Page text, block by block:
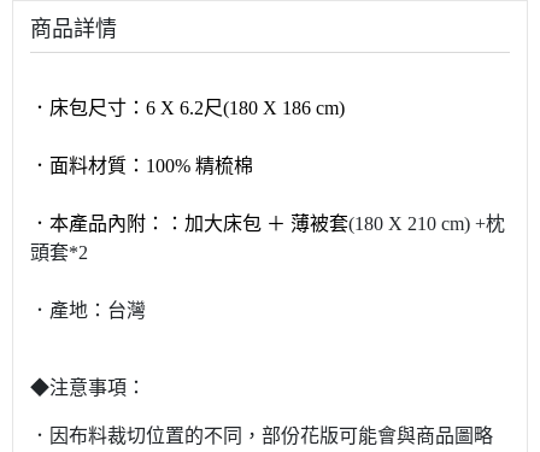
商品詳情
．床包尺寸： 6 X 6.2尺(180 X 186 cm)
．面料材質： 100% 精梳棉
．本產品內附： ：加大床包 ＋ 薄被套(180 X 210 cm) +枕
頭套*2
．產地：台灣
◆注意事項：
．因布料裁切位置的不同，部份花版可能會與商品圖略